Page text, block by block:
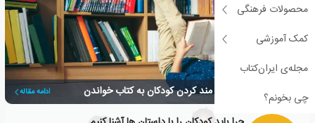
محصولات فرهنگی
کمک آموزشی
مجله‌ی ایران‌کتاب
چی بخونم؟
راهکارهایی برای علاقه مند کردن کودکان به کتاب خواندن ادامه مقاله